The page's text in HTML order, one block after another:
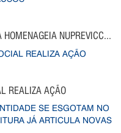
NUPREVICC...
REALIZA AÇÃO